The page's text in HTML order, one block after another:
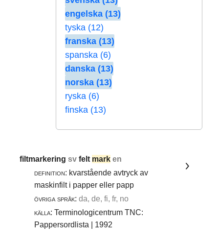
engelska (13)
tyska (12)
franska (13)
spanska (6)
danska (13)
norska (13)
ryska (6)
finska (13)
filtmarkeringsvfelt mark en
definition: kvarstående avtryck av
maskinfilt i papper eller papp
övriga språk: da, de, fi, fr, no
källa: Terminologicentrum TNC:
Pappersordlista | 1992